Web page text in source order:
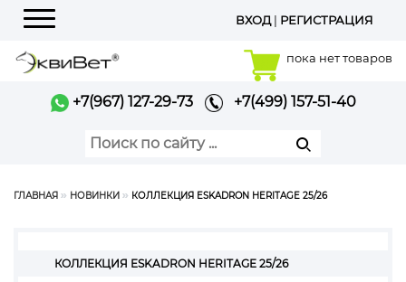
Меню
ВХОД| РЕГИСТРАЦИЯ
пока нет товаров
+7(967) 127-29-73 +7(499) 157-51-40
ГЛАВНАЯ НОВИНКИ КОЛЛЕКЦИЯ ESKADRON HERITAGE 25/26
КОЛЛЕКЦИЯ ESKADRON HERITAGE 25/26